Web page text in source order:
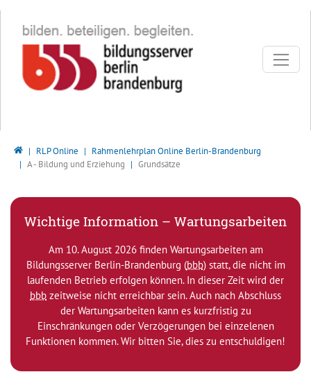
Bildungsserver Berlin - Brandenburg
RLP Online
Rahmenlehrplan Online Berlin-Brandenburg
A - Bildung und Erziehung
Grundsätze
Wichtige Information – Wartungsarbeiten
Am 10. August 2026 finden Wartungsarbeiten am
Bildungsserver Berlin-Brandenburg (bbb) statt, die nicht im
laufenden Betrieb erfolgen können. In dieser Zeit wird der
bbb zeitweise nicht erreichbar sein. Auch nach Abschluss
der Wartungsarbeiten kann es kurzfristig zu
Einschränkungen oder Verzögerungen bei einzelenen
Funktionen kommen. Wir bitten Sie, dies zu entschuldigen!